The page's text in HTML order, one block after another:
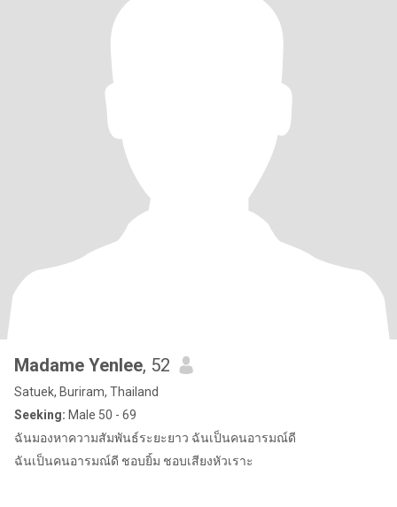
Madame Yenlee, 52
Satuek, Buriram, Thailand
Seeking: Male 50 - 69
ฉันมองหาความสัมพันธ์ระยะยาว ฉันเป็นคนอารมณ์ดี
ฉันเป็นคนอารมณ์ดี ชอบยิ้ม ชอบเสียงหัวเราะ